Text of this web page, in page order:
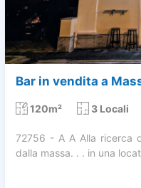
Bar in vendita a
120m² 3 Locali
72756 - A A Alla ricerca
dalla massa. . . in una